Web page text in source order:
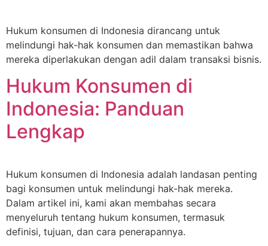
Hukum konsumen di Indonesia dirancang untuk
melindungi hak-hak konsumen dan memastikan bahwa
mereka diperlakukan dengan adil dalam transaksi bisnis.
Hukum Konsumen di
Indonesia: Panduan
Lengkap
Hukum konsumen di Indonesia adalah landasan penting
bagi konsumen untuk melindungi hak-hak mereka.
Dalam artikel ini, kami akan membahas secara
menyeluruh tentang hukum konsumen, termasuk
definisi, tujuan, dan cara penerapannya.